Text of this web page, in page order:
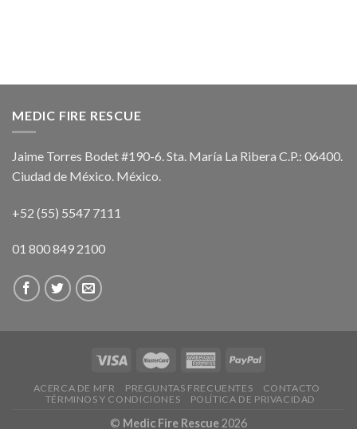
MEDIC FIRE RESCUE
Jaime Torres Bodet #190-6. Sta. María La Ribera C.P.: 06400.
Ciudad de México. México.
+52 (55) 5547 7111
01 800 849 2100
ACERCA DE MFR PREGUNTAS FRECUENTES
CONTACTO
TÉRMINOS Y CONDICIONES
POLÍTICA DE PRIVACIDAD
© Medic Fire Rescue 2026